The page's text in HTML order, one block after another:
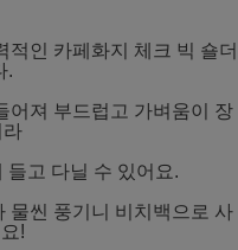
적인 카페화지 체크 빅 숄더
.
어져 부드럽고 가벼움이 장
라
들고 다닐 수 있어요.
물씬 풍기니 비치백으로 사
!